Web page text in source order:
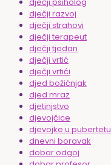
dječji razvoj
dječji strahovi
dječji terapeut
dječji tjedan
dječji vrtić
dječji vrtići
djed božićnjak
djed mraz
djetinjstvo
djevojčice
djevojke u pubertetu
dnevni boravak
dobar odgoj